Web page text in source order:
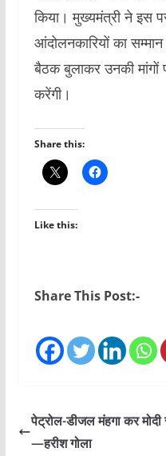
किया। मुख्यमंत्री ने इस
आंदोलनकारियों का
बैठक बुलाकर उनकी मांगों
करेंगी।
Share this:
Like this:
Share This Post:-
पेट्रोल-डीजल मंहगा कर
—हरीश गोला